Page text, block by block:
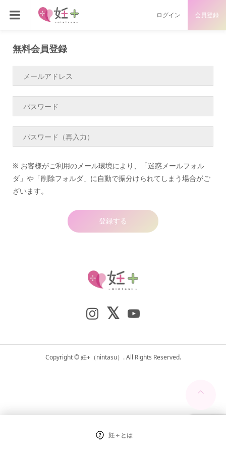
ログイン 会員登録
無料会員登録
※ お客様がご利用のメール環境により、「迷惑メールフォル
ダ」や「削除フォルダ」に自動で振分けられてしまう場合がご
ざいます。
登録する
Copyright ©妊+（nintasu）. All Rights Reserved.
妊＋とは